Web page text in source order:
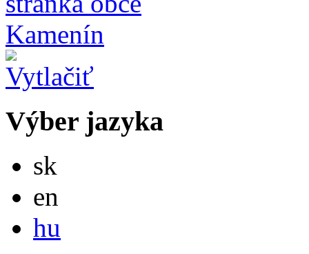
Výber jazyka
sk
en
hu